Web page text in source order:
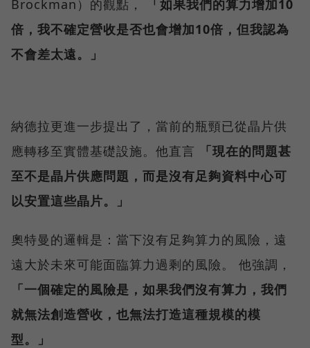
Brockman）的觀點，
「如果我們的算力增加10
倍，我不確定營收是否也會增加10倍，但我認為
不會差太遠。」
納德拉更進一步提出了，當前的瓶頸已從晶片供
應轉移至實體基礎設施。他直言
「現在的問題甚
至不是晶片供應問題，而是沒有足夠資料中心可
以安置這些晶片。」
奧特曼的邏輯是：當下沒有足夠算力的風險，遠
遠大於未來可能面臨算力過剩的風險。 他強調，
「一個確定的風險是，如果我們沒有算力，我們
就無法創造營收，也無法打造這種規模的模
型。」